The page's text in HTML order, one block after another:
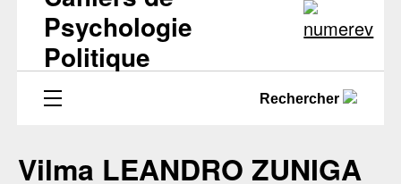
Psychologie
Politique
Rechercher
Vilma LEANDRO ZUNIGA